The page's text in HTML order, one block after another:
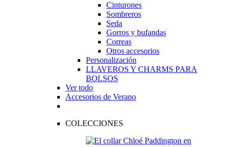
Cinturones
Sombreros
Seda
Gorros y bufandas
Correas
Otros accesorios
Personalización
LLAVEROS Y CHARMS PARA
BOLSOS
Ver todo
Accesorios de Verano
COLECCIONES